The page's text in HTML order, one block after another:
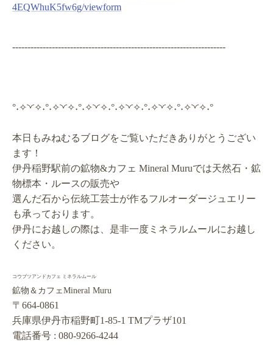
4EQWhuK5fw6g/viewform
----------------------------------------------------------------------
°˖✧◝◜✧˖°˖✧◝◜✧˖°˖✧◝◜✧˖°˖✧◝◜✧˖°˖✧◝◜✧˖°˖✧◝◜✧˖°
本日もみねむるブログをご覧いただきありがとうござい
ます！
伊丹稲野駅前の鉱物&カフェ Mineral Muruでは天然石・鉱
物標本・ルースの販売や
選んだ石から伝統工芸士が作るフルオーダージュエリー
も承っております。
伊丹にお越しの際は、是非一度ミネラルムールにお越し
ください。
コウブツアンドカフェ ミネラルムール
鉱物＆カフェMineral Muru
〒664-0861
兵庫県伊丹市稲野町1-85-1 TMプラザ101
電話番号 : 080-9266-4244